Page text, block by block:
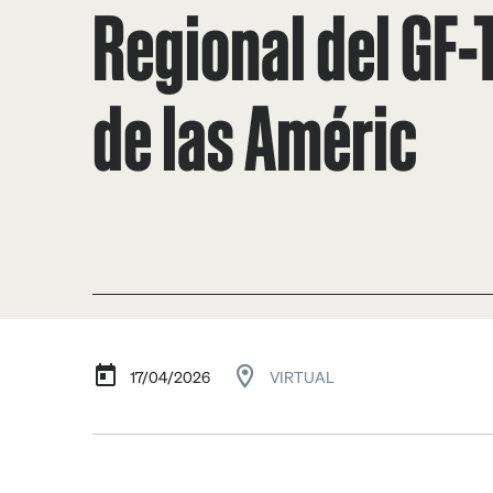
Regional del GF-
de las Améric
17/04/2026 VIRTUAL